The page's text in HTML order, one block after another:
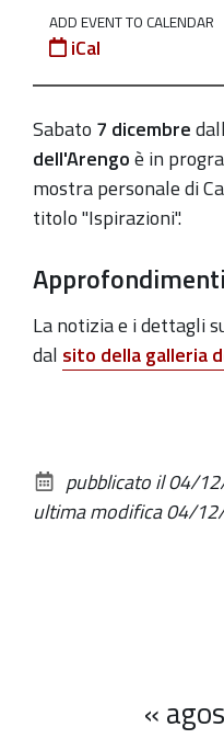
Carla
Gualandi
2019-
12-
07T09:00:00+01:00
2019-
12-
ADD EVENT TO CALENDAR
iCal
Sabato 7 dicembre
dell'Arengoè in
mostra personale di
titolo "Ispirazioni".
Approfondimenti
La notizia e i dettagli
dal sito della galleria
documento
pubblicato il04/
ultima modifica04/
«